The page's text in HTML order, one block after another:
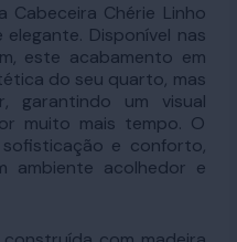
Cabeceira Chérie Linho
Disponível nas
este acabamento em
do seu quarto, mas
garantindo um visual
muito mais tempo. O
e conforto,
ambiente acolhedor e